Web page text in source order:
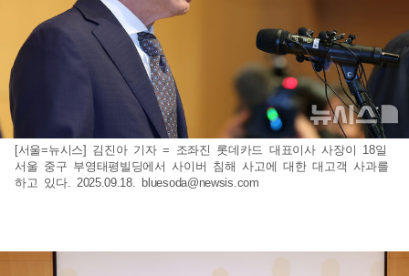
[서울=뉴시스] 김진아 기자 = 조좌진 롯데카드 대표이사 사장이 18일
서울 중구 부영태평빌딩에서 사이버 침해 사고에 대한 대고객 사과를
하고 있다. 2025.09.18. bluesoda@newsis.com